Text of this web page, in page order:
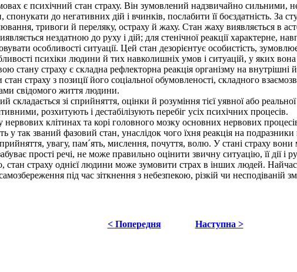
є психічний стан страху. Він зумовлений надзвичайно сильними,
до негативних дій і вчинків, послабити її боєздатність. За
тривоги й переляку, остраху й жаху. Стан жаху виявляється в
нездатною до руху і дій; для стенічної реакції характерне,
особливості ситуації. Цей стан дезорієнтує особистість,
психіки людини й тих навколишніх умов і ситуацій, у яких
стану страху є складна рефлекторна реакція організму на
страху з позиції його соціальної обумовленості, складного
свідомого життя людини.
зі сприйняття, оцінки й розуміння тієї уявної або
розхитують і дестабілізують перебіг усіх психічних процесів.
клітинах та корі головного мозку основних нервових
у так званий фазовий стан, унаслідок чого їхня реакція на
увагу, пам´ять, мислення, почуття, волю. У стані страху
прості речі, не може правильно оцінити звичну ситуацію, її дії і
страху однієї людини може зумовити страх в інших людей.
під час зіткнення з небезпекою, різкій чи несподіваній
< Попередня Наступна >